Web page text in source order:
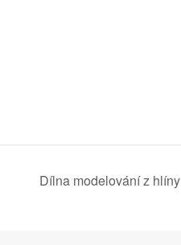
Dílna modelování z hlíny